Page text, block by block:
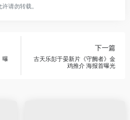
请勿转载。
曝
下一篇
古天乐彭于晏新片《守阙者》金
鸡推介 海报首曝光